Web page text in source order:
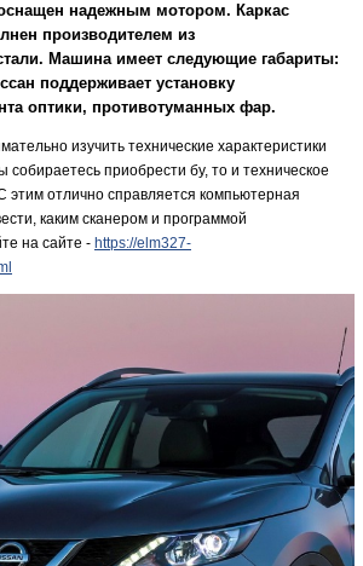
надежным мотором. Каркас
производителем из
Машина имеет следующие габариты:
поддерживает установку
оптики, противотуманных фар.
изучить технические характеристики
собираетесь приобрести бу, то и техническое
этим отлично справляется компьютерная
каким сканером и программой
на сайте - https://elm327-